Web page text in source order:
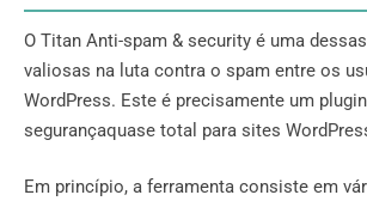
O Titan Anti-spam & security é uma
valiosas na luta contra o spam entre os
WordPress. Este é precisamente um
segurançaquase total para sites
Em princípio, a ferramenta consiste em